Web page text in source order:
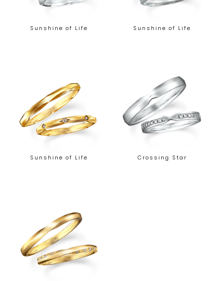
Sunshine of Life Sunshine of Life
Sunshine of Life Crossing Star